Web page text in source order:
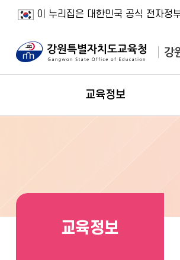
이 누리집은 대한민국 공식 전자정
교육정보
교육정보